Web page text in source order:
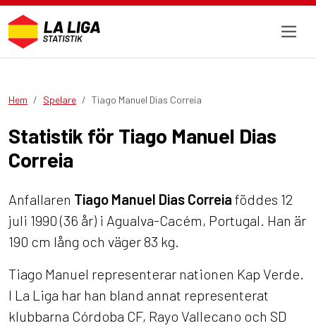
Hem Spelare Tiago Manuel Dias Correia
Statistik för Tiago Manuel Dias
Correia
Anfallaren Tiago Manuel Dias Correia föddes 12
juli 1990 (36 år) i Agualva-Cacém, Portugal. Han är
190 cm lång och väger 83 kg.
Tiago Manuel representerar nationen Kap Verde.
I La Liga har han bland annat representerat
klubbarna Córdoba CF, Rayo Vallecano och SD